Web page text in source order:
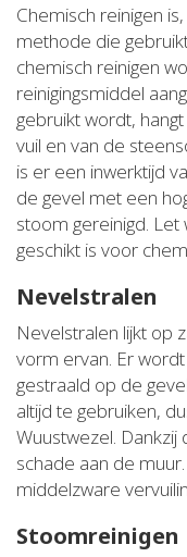
Chemisch reinigen
methode die
chemisch reinigen
reinigingsmiddel
gebruikt wordt,
vuil en van de
is er een inwerktijd
de gevel met een
stoom gereinigd.
geschikt is voor
Nevelstralen
Nevelstralen lijkt op
vorm ervan. Er
gestraald op de
altijd te gebruiken,
Wuustwezel.
schade aan de
middelzware
Stoomreinigen